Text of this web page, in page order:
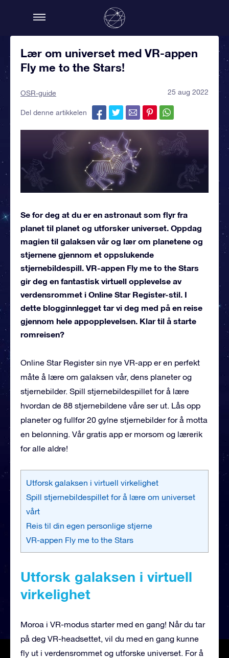
Lær om universet med VR-appen
Fly me to the Stars!
OSR-guide 25 aug 2022
Del denne artikkelen
Se for deg at du er en astronaut som flyr fra
planet til planet og utforsker universet. Oppdag
magien til galaksen vår og lær om planetene og
stjernene gjennom et oppslukende
stjernebildespill. VR-appen Fly me to the Stars
gir deg en fantastisk virtuell opplevelse av
verdensrommet i Online Star Register-stil. I
dette blogginnlegget tar vi deg med på en reise
gjennom hele appopplevelsen. Klar til å starte
romreisen?
Online Star Register sin nye VR-app er en perfekt
måte å lære om galaksen vår, dens planeter og
stjernebilder. Spill stjernebildespillet for å lære
hvordan de 88 stjernebildene våre ser ut. Lås opp
planeter og fullfør 20 gylne stjernebilder for å motta
en belønning. Vår gratis app er morsom og lærerik
for alle aldre!
Utforsk galaksen i virtuell virkelighet
Spill stjernebildespillet for å lære om universet
vårt
Reis til din egen personlige stjerne
VR-appen Fly me to the Stars
Utforsk galaksen i virtuell
virkelighet
Moroa i VR-modus starter med en gang! Når du tar
på deg VR-headsettet, vil du med en gang kunne
fly ut i verdensrommet og utforske universet. For å